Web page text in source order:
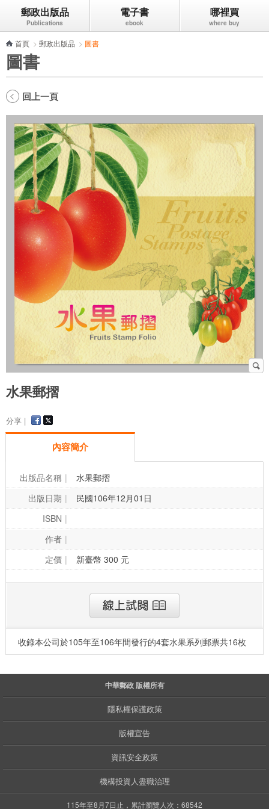
跳到主要內容區塊
郵政出版品 電子書 哪裡買
首頁 > 郵政出版品 > 圖書
圖書
回上一頁
水果郵摺
分享 |
內容簡介
出版品名稱
水果郵摺
出版日期
民國106年12月01日
ISBN
作者
定價
新臺幣 300 元
收錄本公司於105年至106年間發行的4套水果系列郵票共16枚
中華郵政 版權所有
隱私權保護政策
版權宣告
資訊安全政策
機構投資人盡職治理
115年至8月7日止，累計瀏覽人次：68542